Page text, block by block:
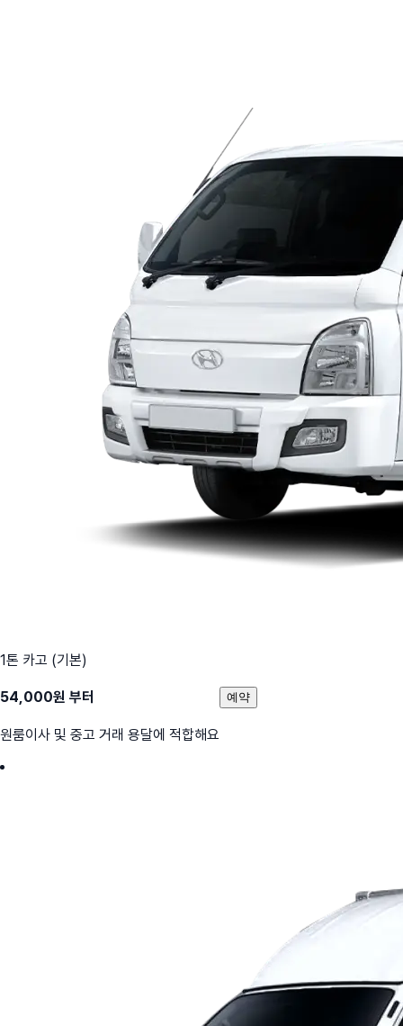
1톤 카고 (기본)
54,000원 부터
원룸이사 및 중고 거래 용달에 적합해요
예약